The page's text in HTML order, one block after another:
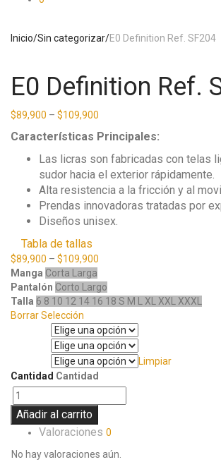
Inicio/Sin categorizar/E0 Definition Ref. SF204
E0 Definition Ref.
$89,900 – $109,900
Características Principales:
Las licras son fabricadas con telas
sudor hacia el exterior rápidamente.
Alta resistencia a la fricción y al
Prendas innovadoras tratadas por
Diseños unisex.
Tabla de tallas
$89,900 – $109,900
Manga Corta Larga
Pantalón Corto Largo
Talla 6 8 10 12 14 16 18 S M L XL XXL XXXL
Borrar Selección
Limpiar
Cantidad Cantidad
Añadir al carrito
Valoraciones 0
No hay valoraciones aún.